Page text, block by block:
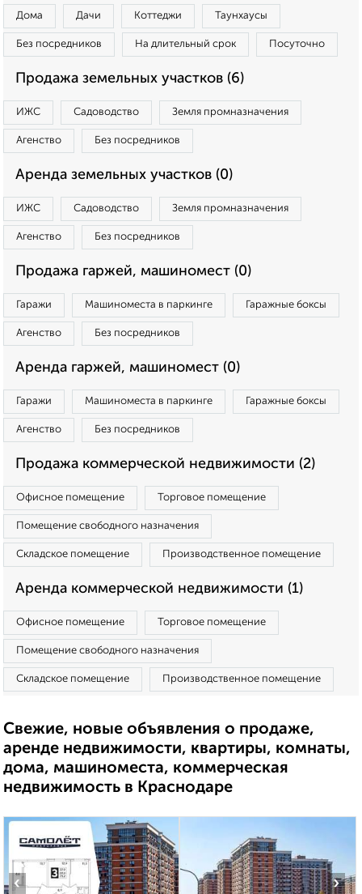
Дома Дачи Коттеджи Таунхаусы
Без посредников На длительный срок Посуточно
Продажа земельных участков (6)
ИЖС Садоводство Земля промназначения
Агенство Без посредников
Аренда земельных участков (0)
ИЖС Садоводство Земля промназначения
Агенство Без посредников
Продажа гаржей, машиномест (0)
Гаражи Машиноместа в паркинге Гаражные боксы
Агенство Без посредников
Аренда гаржей, машиномест (0)
Гаражи Машиноместа в паркинге Гаражные боксы
Агенство Без посредников
Продажа коммерческой недвижимости (2)
Офисное помещение Торговое помещение
Помещение свободного назначения
Складское помещение Производственное помещение
Аренда коммерческой недвижимости (1)
Офисное помещение Торговое помещение
Помещение свободного назначения
Складское помещение Производственное помещение
Свежие, новые объявления о продаже,
аренде недвижимости, квартиры, комнаты,
дома, машиноместа, коммерческая
недвижимость в Краснодаре
‹ ›